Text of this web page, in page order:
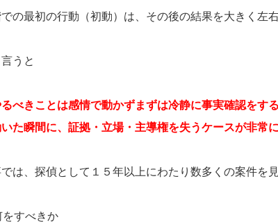
の最初の行動（初動）は、その後の結果を大きく左右
うと
べきことは感情で動かずまずは冷静に事実確認をする
た瞬間に、証拠・立場・主導権を失うケースが非常に
は、探偵として１５年以上にわたり数多くの案件を
をすべきか